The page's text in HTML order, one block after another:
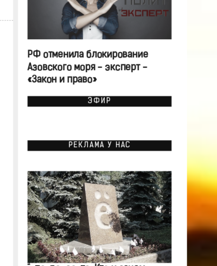
РФ отменила блокирование
Азовского моря - эксперт -
«Закон и право»
ЭФИР
РЕКЛАМА У НАС